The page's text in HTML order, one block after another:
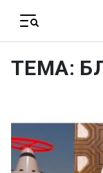
Menu
ТЕМА: